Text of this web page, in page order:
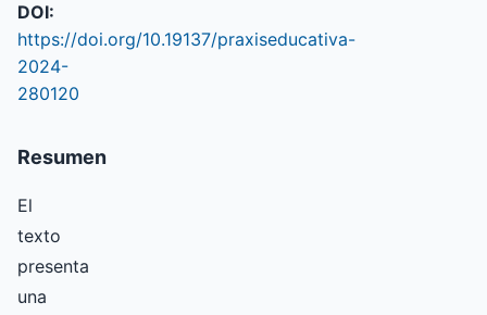
DOI:
https://doi.org/10.19137/praxiseducativa-
2024-
280120
Resumen
El
texto
presenta
una